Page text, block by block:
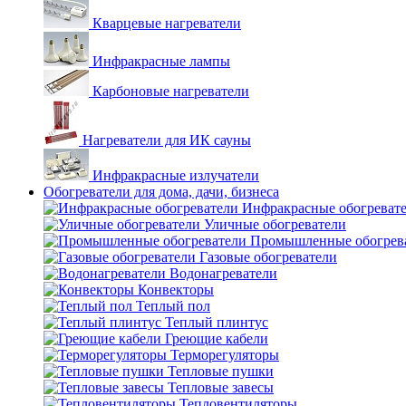
Кварцевые нагреватели
Инфракрасные лампы
Карбоновые нагреватели
Нагреватели для ИК сауны
Инфракрасные излучатели
Обогреватели для дома, дачи, бизнеса
Инфракрасные
Уличные обогреватели
Промышленные
Газовые обогреватели
Водонагреватели
Конвекторы
Теплый пол
Теплый плинтус
Греющие кабели
Терморегуляторы
Тепловые пушки
Тепловые завесы